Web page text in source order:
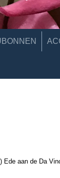
Ede aan de Da